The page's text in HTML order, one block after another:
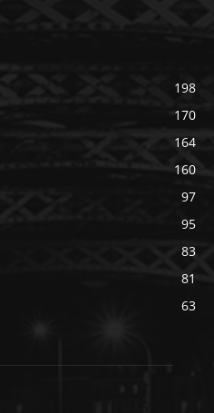
198
170
164
160
97
95
83
81
63